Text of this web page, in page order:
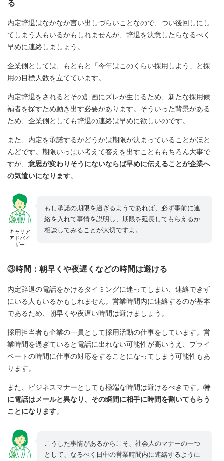
る
内定辞退はなかなか言い出しづらいことなので、つい後回しにし
てしまう人もいるかもしれませんが、辞退を決意したらなるべく
早めに連絡しましょう。
企業側としては、もともと「今年はこのくらい採用しよう」と採
用の目標人数を立てています。
内定辞退をされるとその計画にズレが生じるため、新たな採用候
補者を探すため動き出す必要があります。そういった背景がある
ため、企業側としても辞退の連絡は早めに欲しいのです。
また、内定を承諾するかどうかは期限が決まっていることがほと
んどです。期限いっぱい考えて答えを出すことももちろん大事で
すが、 意思が変わりそうにないならば早めに伝えることが企業へ
の気遣いになります。
キャリア
アドバイ
ザー
もし承諾の期限を過ぎるようであれば、必ず事前に連
絡を入れて事情を説明し、期限を延長してもらえるか
相談してみることが大切ですよ。
③時間：朝早くや夜遅くなどの時間は避ける
内定辞退の電話をかけるタイミングに迷ってしまい、連絡できず
にいる人もいるかもしれません。営業時間内に連絡するのが基本
であるため、朝早くや夜遅い時間は避けましょう。
採用担当者も企業の一員として採用活動の仕事をしています。営
業時間を過ぎていると電話に出れない可能性が高いうえ、プライ
ベートの時間に仕事の対応をすることになってしまう可能性もあ
ります。
また、ビジネスマナーとしても極端な時間は避けるべきです。 特
に電話はメールと異なり、その瞬間に相手に時間を割いてもらう
ことになります。
こうした事情があるからこそ、社会人のマナーの一つ
として、なるべく日中の営業時間内に連絡するように